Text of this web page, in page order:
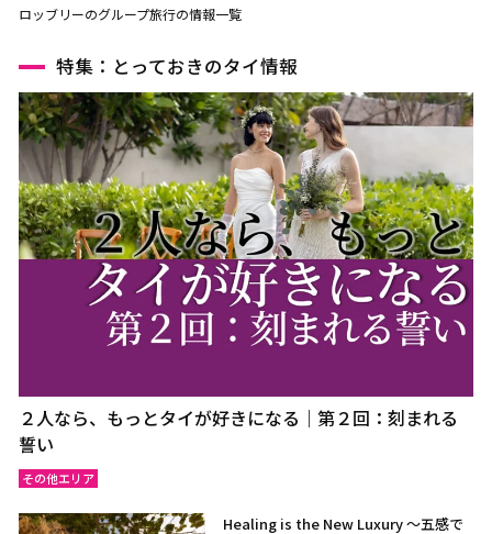
ロッブリーのグループ旅行の情報一覧
特集：とっておきのタイ情報
２人なら、もっとタイが好きになる｜第２回：刻まれる
誓い
その他エリア
Healing is the New Luxury ～五感で